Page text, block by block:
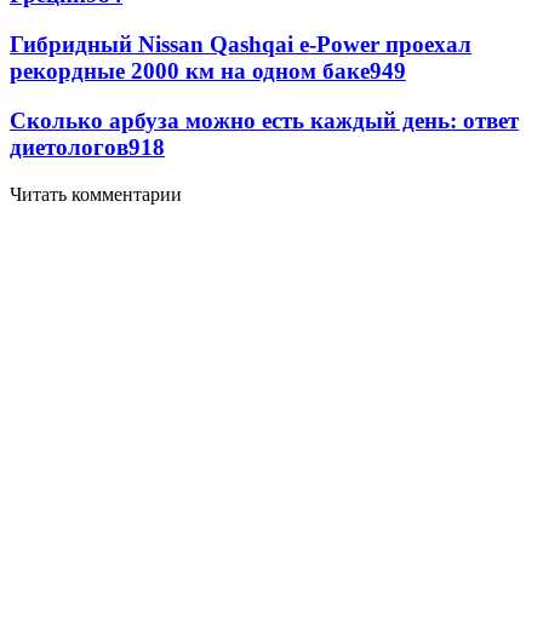
Гибридный Nissan Qashqai e-Power проехал
рекордные 2000 км на одном баке949
Сколько арбуза можно есть каждый день: ответ
диетологов918
Читать комментарии